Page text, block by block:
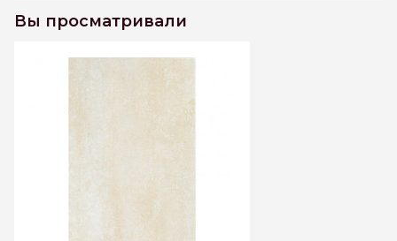
250*400 РАСПРОДАЖА
Вы просматривали